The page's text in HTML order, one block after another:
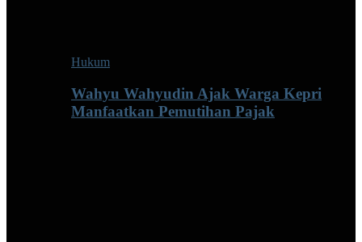
Hukum
Wahyu Wahyudin Ajak Warga Kepri
Manfaatkan Pemutihan Pajak